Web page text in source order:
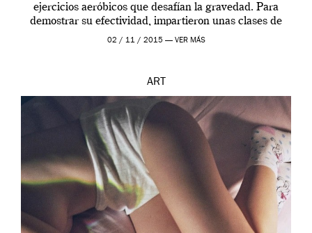
ejercicios aeróbicos que desafían la gravedad. Para
demostrar su efectividad, impartieron unas clases de
prueba en el Tate […]
02 / 11 / 2015 — VER MÁS
ART